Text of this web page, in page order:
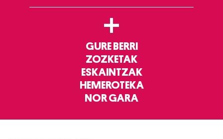
+
GURE BERRI
ZOZKETAK
ESKAINTZAK
HEMEROTEKA
NOR GARA